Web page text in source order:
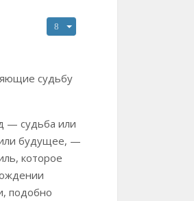
судьбу
— судьба или
будущее, —
которое
подобно